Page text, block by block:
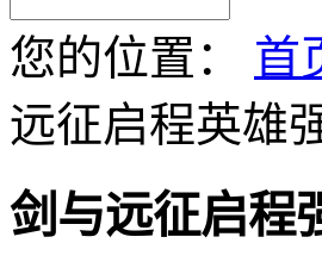
您的位置： 首
远征启程英雄
剑与远征启程